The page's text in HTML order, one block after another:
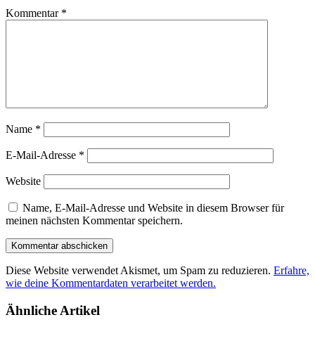
Kommentar *
Name *
E-Mail-Adresse *
Website
Name, E-Mail-Adresse und Website in diesem Browser für
meinen nächsten Kommentar speichern.
Diese Website verwendet Akismet, um Spam zu reduzieren. Erfahre,
wie deine Kommentardaten verarbeitet werden.
Ähnliche Artikel